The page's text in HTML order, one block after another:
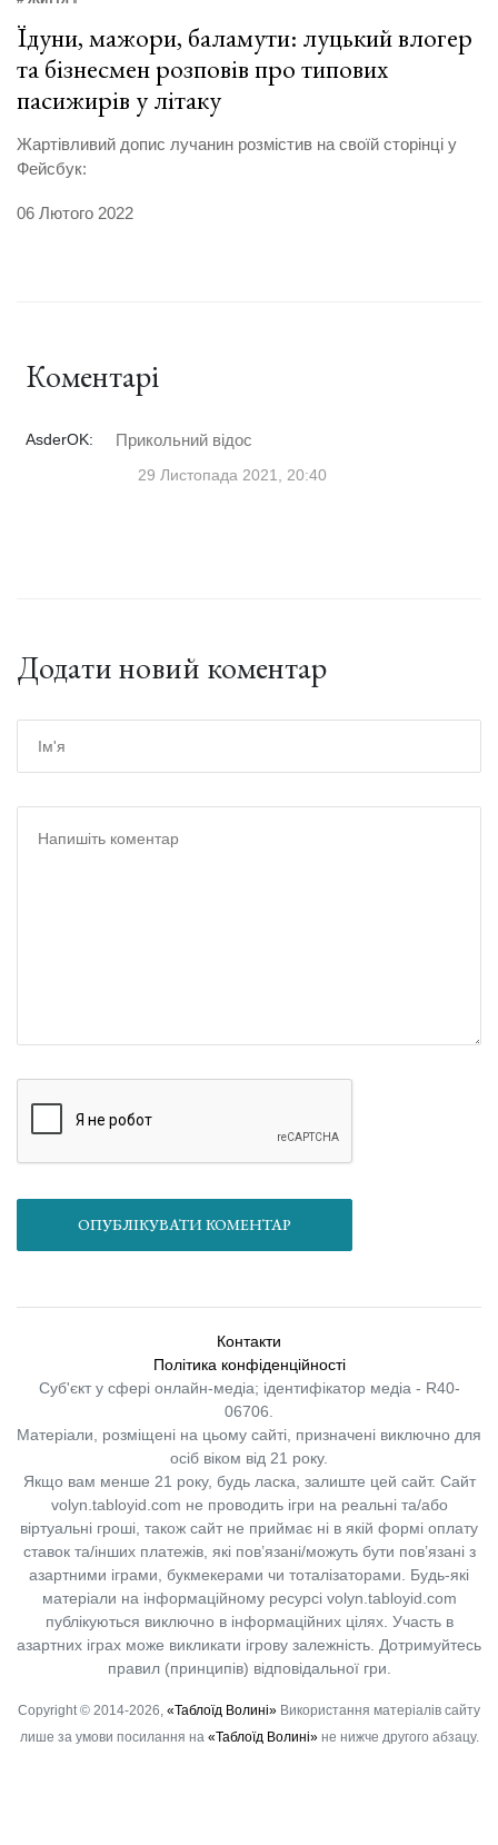
Їдуни, мажори, баламути: луцький влогер
та бізнесмен розповів про типових
пасижирів у літаку
Жартівливий допис лучанин розмістив на своїй сторінці у
Фейсбук:
06 Лютого 2022
Коментарі
AsderOK: Прикольний відос
29 Листопада 2021, 20:40
Додати новий коментар
ОПУБЛІКУВАТИ КОМЕНТАР
Контакти
Політика конфіденційності
Суб'єкт у сфері онлайн-медіа; ідентифікатор медіа - R40-
06706.
Матеріали, розміщені на цьому сайті, призначені виключно для
осіб віком від 21 року.
Якщо вам менше 21 року, будь ласка, залиште цей сайт. Сайт
volyn.tabloyid.com не проводить ігри на реальні та/або
віртуальні гроші, також сайт не приймає ні в якій формі оплату
ставок та/інших платежів, які пов’язані/можуть бути пов’язані з
азартними іграми, букмекерами чи тоталізаторами. Будь-які
матеріали на інформаційному ресурсі volyn.tabloyid.com
публікуються виключно в інформаційних цілях. Участь в
азартних іграх може викликати ігрову залежність. Дотримуйтесь
правил (принципів) відповідальної гри.
Copyright © 2014-2026, «Таблоїд Волині» Використання матеріалів сайту
лише за умови посилання на «Таблоїд Волині»не нижче другого абзацу.